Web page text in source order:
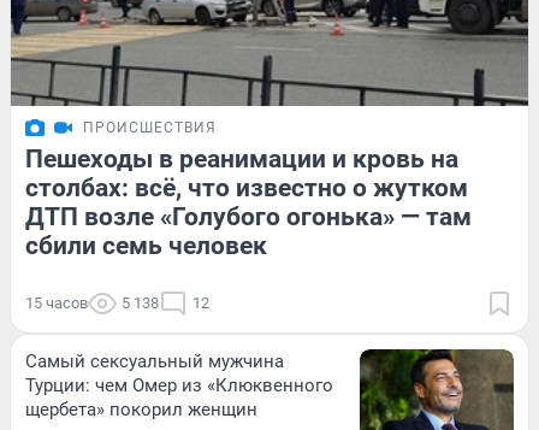
ПРОИСШЕСТВИЯ
Пешеходы в реанимации и кровь на
столбах: всё, что известно о жутком
ДТП возле «Голубого огонька» — там
сбили семь человек
15 часов 5 138 12
Самый сексуальный мужчина
Турции: чем Омер из «Клюквенного
щербета» покорил женщин